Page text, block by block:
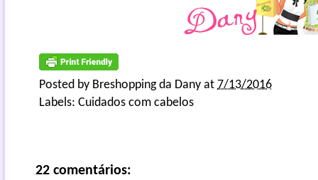
Posted by Breshopping da Dany at 7/13/2016
Labels: Cuidados com cabelos
22 comentários: